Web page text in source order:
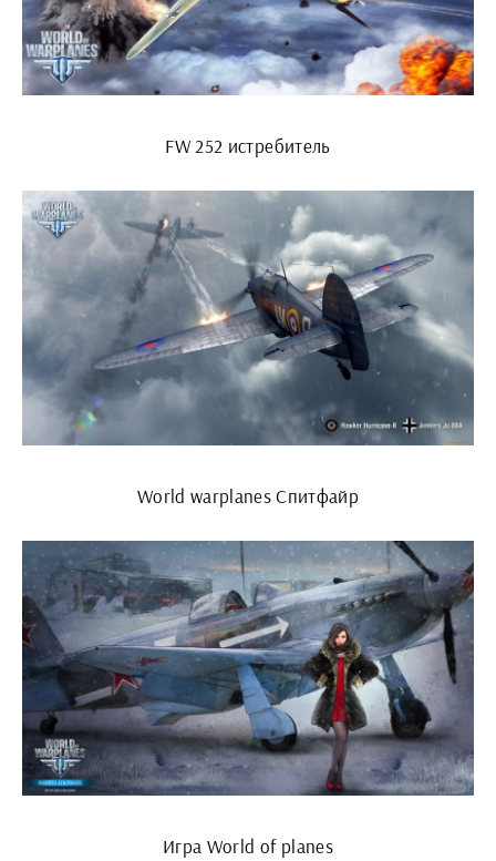
FW 252 истребитель
World warplanes Спитфайр
Игра World of planes